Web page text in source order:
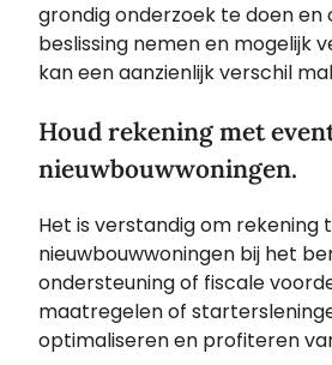
grondig onderzoek te doen
beslissing nemen en mogelijk
kan een aanzienlijk verschil
Houd rekening met
nieuwbouwwoningen.
Het is verstandig om rekening
nieuwbouwwoningen bij het
ondersteuning of fiscale
maatregelen of
optimaliseren en profiteren